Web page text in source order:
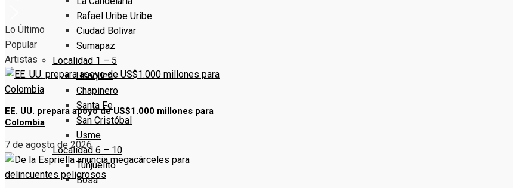
Rafael Uribe Uribe
Ciudad Bolivar
Sumapaz
Localidad 1 – 5
Usaquen
Chapinero
Santa Fe
San Cristóbal
Usme
Localidad 6 – 10
Tunjuelito
Bosa
Lo Último
Popular
Artistas
EE. UU. prepara apoyo de US$1.000 millones para
Colombia
7 de agosto de 2026